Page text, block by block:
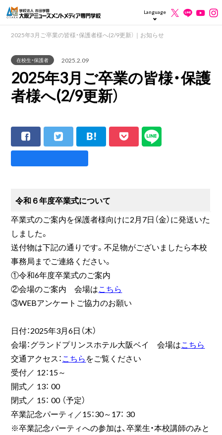
Language
2025年3月ご卒業の皆様・保護者様へ(2/9更新）｜お知らせ
在校生・保護者 2025.2.09
2025年3月ご卒業の皆様・保護
者様へ(2/9更新）
令和６年度卒業式について
卒業式のご案内を保護者様向けに2月7日（金）に発送いた
しました。
送付物は下記の通りです。不足物がございましたら本校
事務局までご連絡ください。
①令和6年度卒業式のご案内
②会場のご案内 会場はこちら
③WEBアンケートご協力のお願い
日付：2025年3月6日（木）
会場：グランドプリンスホテル大阪ベイ 会場はこちら
交通アクセス：こちらをご覧ください
受付／ 12：15～
開式／ 13： 00
閉式／ 15： 00 （予定）
卒業記念パーティ／15：30～17： 30
※卒業記念パーティへの参加は、卒業生・本校講師のみと